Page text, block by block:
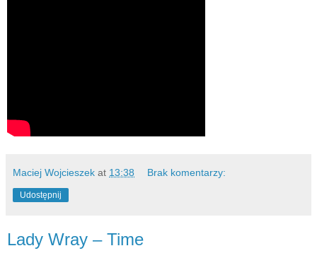
Maciej Wojcieszek at 13:38 Brak komentarzy:
Udostępnij
Lady Wray – Time